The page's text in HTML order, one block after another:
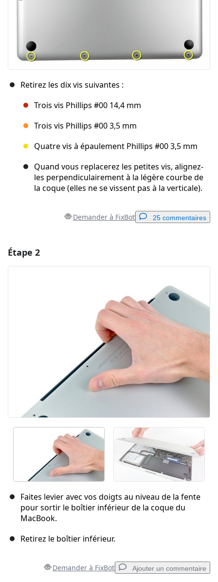
Retirez les dix vis suivantes :
Trois vis Phillips #00 14,4 mm
Trois vis Phillips #00 3,5 mm
Quatre vis à épaulement Phillips #00 3,5 mm
Quand vous replacerez les petites vis, alignez-
les perpendiculairement à la légère courbe de
la coque (elles ne se vissent pas à la verticale).
Demander à FixBot 25 commentaires
Annuler Publier un commentaire
Étape 2
Faites levier avec vos doigts au niveau de la fente
pour sortir le boîtier inférieur de la coque du
MacBook.
Retirez le boîtier inférieur.
Demander à FixBot Ajouter un commentaire